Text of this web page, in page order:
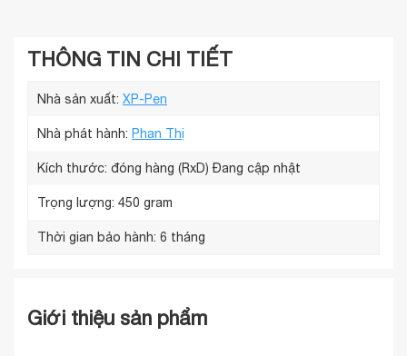
THÔNG TIN CHI TIẾT
Nhà sản xuất: XP-Pen
Nhà phát hành: Phan Thị
Kích thước: đóng hàng (RxD)Đang cập nhật
Trọng lượng: 450 gram
Thời gian bảo hành: 6 tháng
Giới thiệu sản phẩm